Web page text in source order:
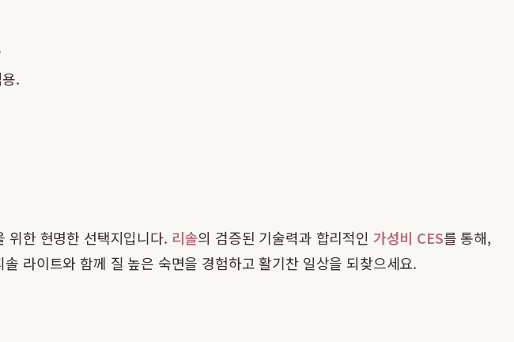
.
위한 현명한 선택지입니다. 리솔의 검증된 기술력과 합리적인 가성비 CES를 통해,
라이트와 함께 질 높은 숙면을 경험하고 활기찬 일상을 되찾으세요.